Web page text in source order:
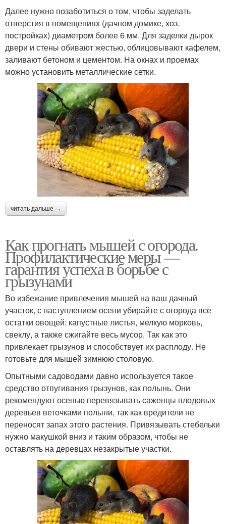
Далее нужно позаботиться о том, чтобы заделать
отверстия в помещениях (дачном домике, хоз.
постройках) диаметром более 6 мм. Для заделки дырок
двери и стены обивают жестью, облицовывают кафелем,
заливают бетоном и цементом. На окнах и проемах
можно установить металлические сетки.
читать дальше →
Как прогнать мышей с огорода.
Профилактические меры —
гарантия успеха в борьбе с
грызунами
Во избежание привлечения мышей на ваш дачный
участок, с наступлением осени убирайте с огорода все
остатки овощей: капустные листья, мелкую морковь,
свеклу, а также сжигайте весь мусор. Так как это
привлекает грызунов и способствует их расплоду. Не
готовьте для мышей зимнюю столовую.
Опытными садоводами давно используется такое
средство отпугивания грызунов, как полынь. Они
рекомендуют осенью перевязывать саженцы плодовых
деревьев веточками полыни, так как вредители не
переносят запах этого растения. Привязывать стебельки
нужно макушкой вниз и таким образом, чтобы не
оставлять на деревцах незакрытые участки.